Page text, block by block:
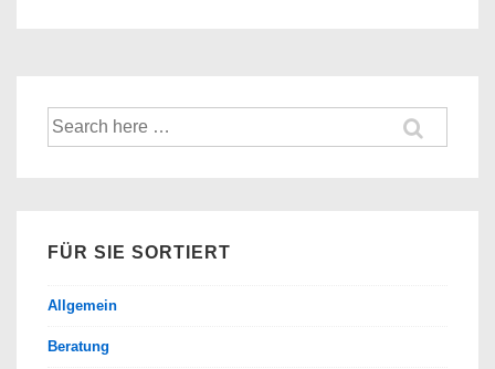
Banken
Suche
nach:
FÜR SIE SORTIERT
Allgemein
Beratung